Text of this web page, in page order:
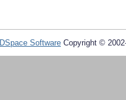
DSpace Software Copyright ©